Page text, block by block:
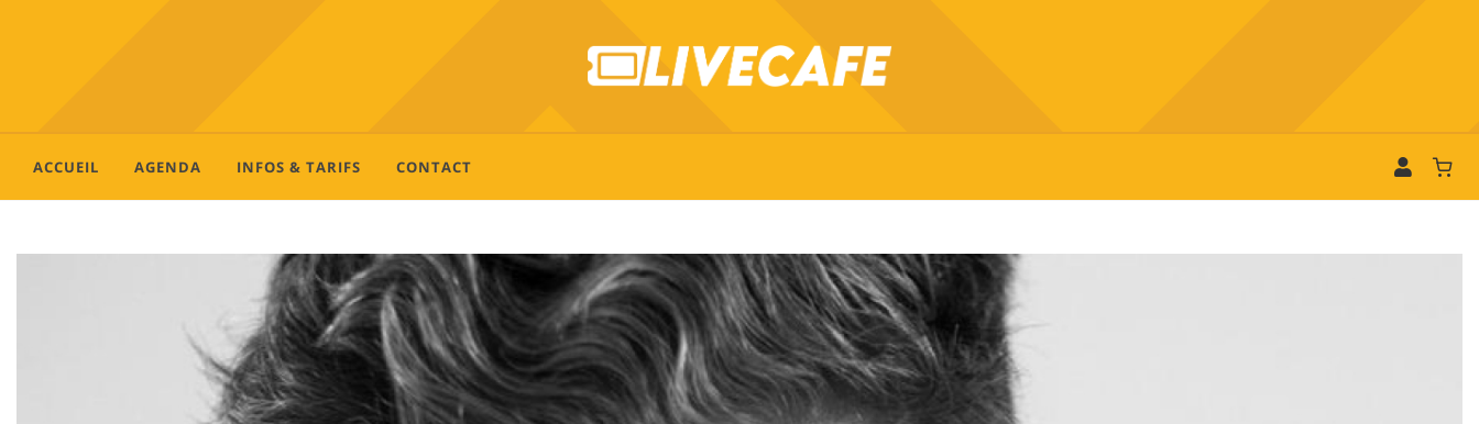
ACCUEIL AGENDA INFOS & TARIFS CONTACT